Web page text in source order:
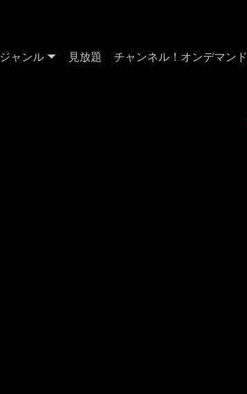
ジャンル 見放題 チャンネル！オンデマンド